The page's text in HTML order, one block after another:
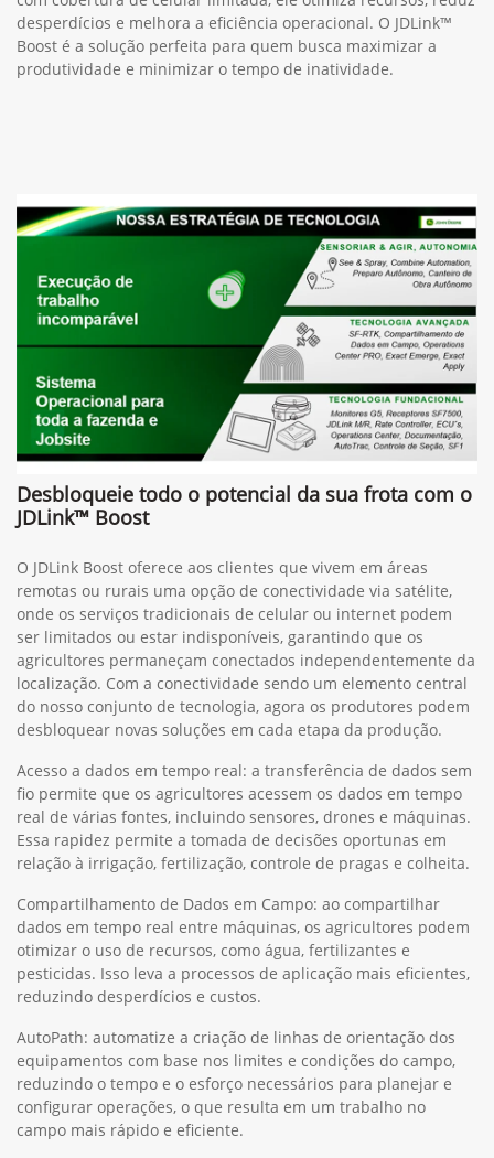
desperdícios e melhora a eficiência operacional. O JDLink™
Boost é a solução perfeita para quem busca maximizar a
produtividade e minimizar o tempo de inatividade.
Desbloqueie todo o potencial da sua frota com o
JDLink™ Boost
O JDLink Boost oferece aos clientes que vivem em áreas
remotas ou rurais uma opção de conectividade via satélite,
onde os serviços tradicionais de celular ou internet podem
ser limitados ou estar indisponíveis, garantindo que os
agricultores permaneçam conectados independentemente da
localização. Com a conectividade sendo um elemento central
do nosso conjunto de tecnologia, agora os produtores podem
desbloquear novas soluções em cada etapa da produção.
Acesso a dados em tempo real: a transferência de dados sem
fio permite que os agricultores acessem os dados em tempo
real de várias fontes, incluindo sensores, drones e máquinas.
Essa rapidez permite a tomada de decisões oportunas em
relação à irrigação, fertilização, controle de pragas e colheita.
Compartilhamento de Dados em Campo: ao compartilhar
dados em tempo real entre máquinas, os agricultores podem
otimizar o uso de recursos, como água, fertilizantes e
pesticidas. Isso leva a processos de aplicação mais eficientes,
reduzindo desperdícios e custos.
AutoPath: automatize a criação de linhas de orientação dos
equipamentos com base nos limites e condições do campo,
reduzindo o tempo e o esforço necessários para planejar e
configurar operações, o que resulta em um trabalho no
campo mais rápido e eficiente.